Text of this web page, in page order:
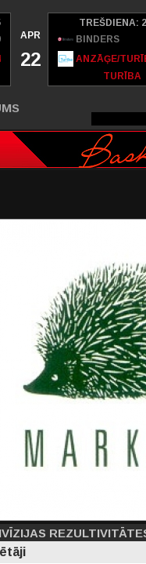
APR
22
TREŠDIENA:
BINDERS
ANZĀĢE/
TURĪBA
1.08 6.58 6.83